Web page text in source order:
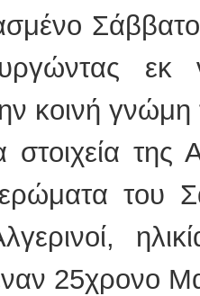
εκ
κοινή γνώμη
της
του
25χρονο